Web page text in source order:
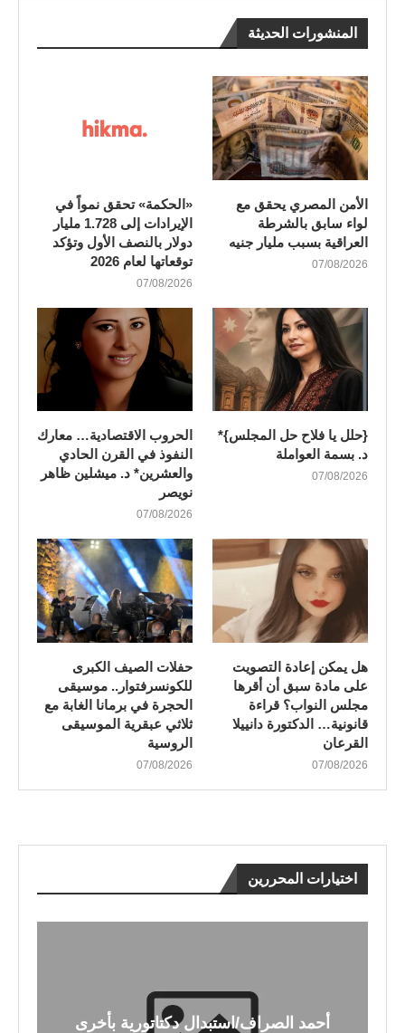
المنشورات الحديثة
الأمن المصري يحقق مع
لواء سابق بالشرطة
العراقية بسبب مليار جنيه
07/08/2026
«الحكمة» تحقق نمواً في
الإيرادات إلى 1.728 مليار
دولار بالنصف الأول وتؤكد
توقعاتها لعام 2026
07/08/2026
{حلل يا فلاح حل المجلس}*
د. بسمة العواملة
07/08/2026
الحروب الاقتصادية… معارك
النفوذ في القرن الحادي
والعشرين* د. ميشلين ظاهر
نويصر
07/08/2026
هل يمكن إعادة التصويت
على مادة سبق أن أقرها
مجلس النواب؟ قراءة
قانونية… الدكتورة دانييلا
القرعان
07/08/2026
​حفلات الصيف الكبرى
للكونسرفتوار.. موسيقى
الحجرة في برمانا الغابة مع
ثلاثي عبقرية الموسيقى
الروسية
07/08/2026
اختيارات المحررين
أحمد الصراف/استبدال دكتاتورية بأخرى